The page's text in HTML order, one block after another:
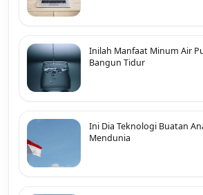
Inilah Manfaat Minum Air
Bangun Tidur
Ini Dia Teknologi Buatan
Mendunia